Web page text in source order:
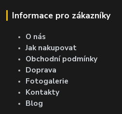
Informace pro zákazníky
O nás
Jak nakupovat
Obchodní podmínky
Doprava
Fotogalerie
Kontakty
Blog